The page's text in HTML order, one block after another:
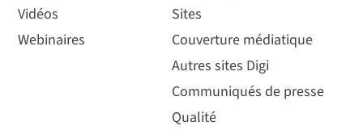
Vidéos
Webinaires
Sites
Couverture médiatique
Autres sites Digi
Communiqués de presse
Qualité